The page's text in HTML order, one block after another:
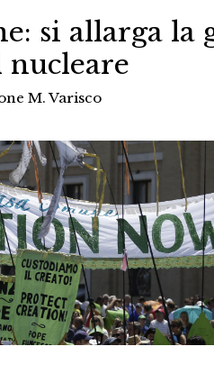
si allarga la
nucleare
M. Varisco